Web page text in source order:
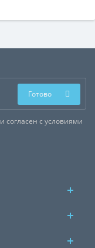
согласен с условиями
Готово